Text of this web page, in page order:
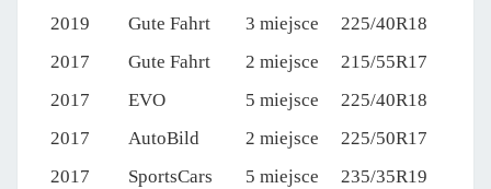
2019
Gute Fahrt 3 miejsce
225/40R18
2017
Gute Fahrt 2 miejsce
215/55R17
2017
EVO 5 miejsce
225/40R18
2017
AutoBild 2 miejsce
225/50R17
2017
SportsCars 5 miejsce
235/35R19